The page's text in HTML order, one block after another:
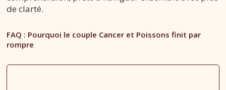
de clarté.
FAQ : Pourquoi le couple Cancer et Poissons finit par
rompre